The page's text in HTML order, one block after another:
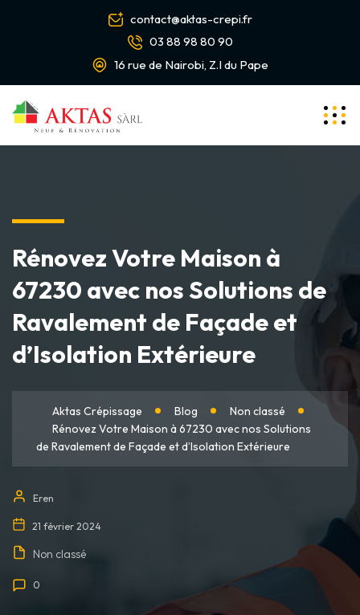
contact@aktas-crepi.fr
03 88 98 80 90
16 rue de Nairobi, Z.I du Pape
Rénovez Votre Maison à
67230 avec nos Solutions de
Ravalement de Façade et
d’Isolation Extérieure
Aktas Crépissage Blog
Non classé
Rénovez Votre Maison à 67230 avec nos Solutions
de Ravalement de Façade et d’Isolation Extérieure
Eren
21 février 2024
Non classé
0